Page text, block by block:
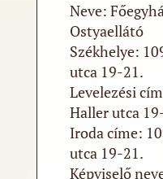
Neve:
Ostyaellátó
Székhelye:
utca 19-21.
Levelezési
Haller utca
Iroda címe:
utca 19-21.
Képviselő